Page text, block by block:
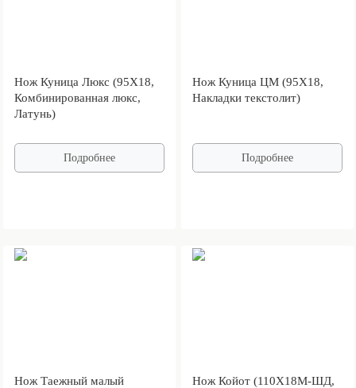
Нож Куница Люкс (95Х18,
Комбинированная люкс,
Латунь)
Подробнее
Нож Куница ЦМ (95Х18,
Накладки текстолит)
Подробнее
Нож Таежный малый
Нож Койот (110Х18М-ШД,